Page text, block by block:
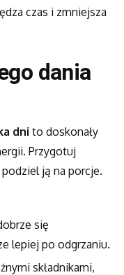
czas i zmniejsza
dania
dni to doskonały
Przygotuj
ją na porcje.
się
lepiej po odgrzaniu.
składnikami,